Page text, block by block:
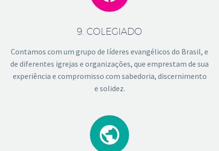
9. COLEGIADO
Contamos com um grupo de líderes evangélicos do Brasil, e
de diferentes igrejas e organizações, que emprestam de sua
experiência e compromisso com sabedoria, discernimento
e solidez.

